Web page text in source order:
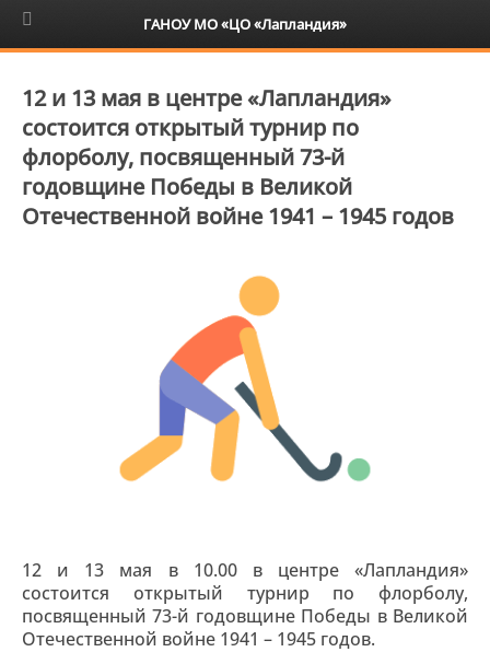
6+
12 и 13 мая в центре «Лапландия»
состоится открытый турнир по
флорболу, посвященный 73-й
годовщине Победы в Великой
Отечественной войне 1941 – 1945 годов
12 и 13 мая в 10.00 в центре «Лапландия»
состоится открытый турнир по флорболу,
посвященный 73-й годовщине Победы в Великой
Отечественной войне 1941 – 1945 годов.
ГАНОУ МО «ЦО «Лапландия»